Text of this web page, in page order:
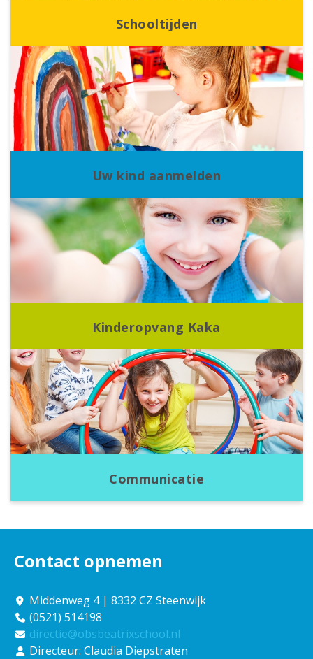
Schooltijden
Uw kind aanmelden
Kinderopvang Kaka
Communicatie
Contact opnemen
Middenweg 4 | 8332 CZ Steenwijk
(0521) 514198
directie@obsbeatrixschool.nl
Directeur: Claudia Diepstraten